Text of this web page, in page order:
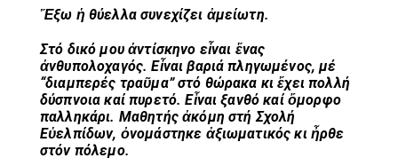
Ἔξω ἡ θύελλα συνεχίζει ἀμείωτη.
Στό δικό μου ἀντίσκηνο εἶναι ἕνας
ἀνθυπολοχαγός. Εἶναι βαριά πληγωμένος, μέ
“διαμπερές τραῦμα” στό θώρακα κι ἔχει πολλή
δύσπνοια καί πυρετό. Εἶναι ξανθό καί ὄμορφο
παλληκάρι. Μαθητής ἀκόμη στή Σχολή
Εὐελπίδων, ὀνομάστηκε ἀξιωματικός κι ἦρθε
στόν πόλεμο.